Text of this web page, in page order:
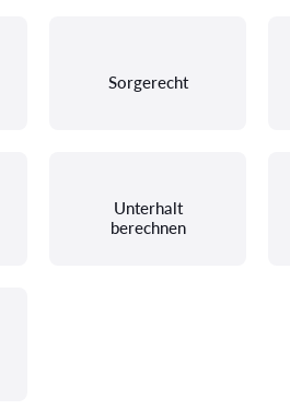
Sorgerecht
Unterhalt
berechnen